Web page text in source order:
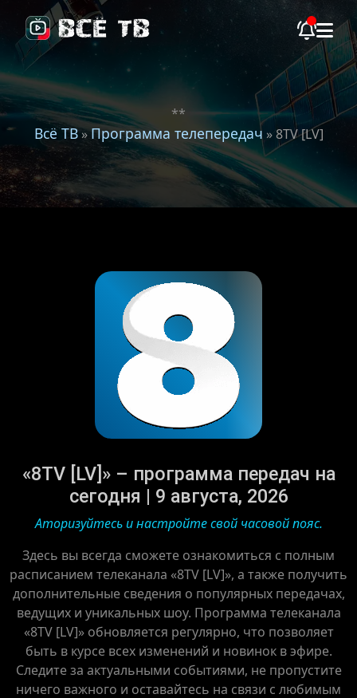
**
Всё ТВ»Программа телепередач» 8TV [LV]
«8TV [LV]» – программа передач на
сегодня | 9 августа, 2026
Аторизуйтесь и настройте свой часовой пояс.
Здесь вы всегда сможете ознакомиться с полным
расписанием телеканала «8TV [LV]», а также получить
дополнительные сведения о популярных передачах,
ведущих и уникальных шоу. Программа телеканала
«8TV [LV]» обновляется регулярно, что позволяет
быть в курсе всех изменений и новинок в эфире.
Следите за актуальными событиями, не пропустите
ничего важного и оставайтесь на связи с любимым